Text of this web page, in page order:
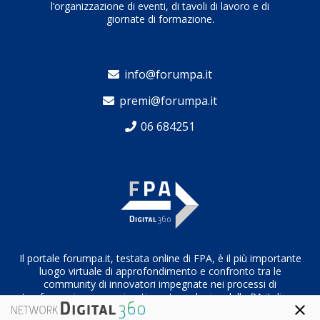
l’organizzazione di eventi, di tavoli di lavoro e di
giornate di formazione.
info@forumpa.it
premi@forumpa.it
06 684251
Il portale forumpa.it, testata online di FPA, è il più importante
luogo virtuale di approfondimento e confronto tra le
community di innovatori impegnate nei processi di
trasformazione organizzativa e tecnologica della PA italiana